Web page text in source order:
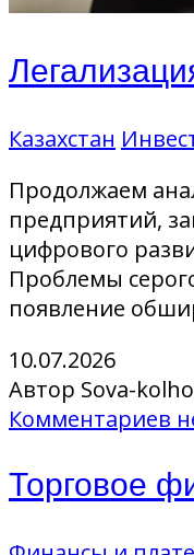
Казахстан
Продолжаем
предприятий,
цифрового
Проблемы
появление
10.07.2026
Автор Sova-
Комментариев
Торговое